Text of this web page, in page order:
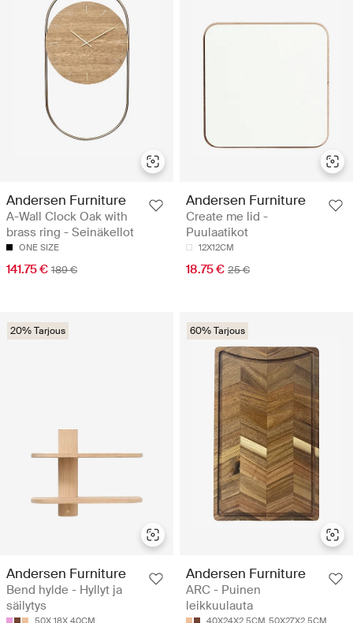
Andersen Furniture
A-Wall Clock Oak with
brass ring - Seinäkellot
ONE SIZE
141.75 € 189 €
Andersen Furniture
Create me lid -
Puulaatikot
12X12CM
18.75 € 25 €
20% Tarjous
Andersen Furniture
Bend hylde - Hyllyt ja
säilytys
50X 18X 40CM
60% Tarjous
Andersen Furniture
ARC - Puinen
leikkuulauta
40X24X2.5CM 50X27X2.5CM